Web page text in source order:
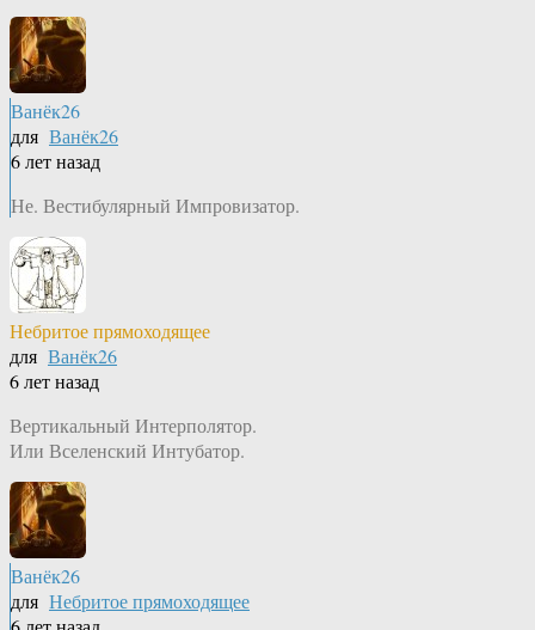
Ванёк26
для Ванёк26
6 лет назад
Не. Вестибулярный Импровизатор.
Небритое прямоходящее
для Ванёк26
6 лет назад
Вертикальный Интерполятор.
Или Вселенский Интубатор.
Ванёк26
для Небритое прямоходящее